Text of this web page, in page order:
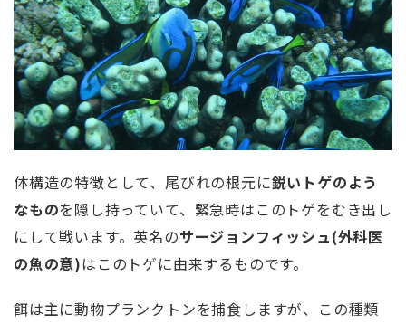
体構造の特徴として、尾びれの根元に鋭いトゲのよう
なものを隠し持っていて、緊急時はこのトゲをむき出し
にして戦います。英名のサージョンフィッシュ(外科医
の魚の意)はこのトゲに由来するものです。
餌は主に動物プランクトンを捕食しますが、この種類